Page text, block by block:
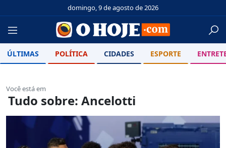
domingo, 9 de agosto de 2026
ÚLTIMAS POLÍTICA CIDADES ESPORTE
Você está em
Tudo sobre: Ancelotti